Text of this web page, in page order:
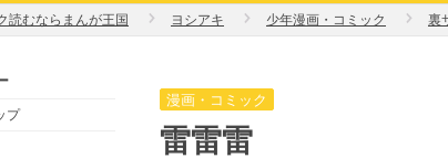
読むならまんが王国 ヨシアキ 少年漫画・コミック 裏
プ
漫画・コミック
雷雷雷